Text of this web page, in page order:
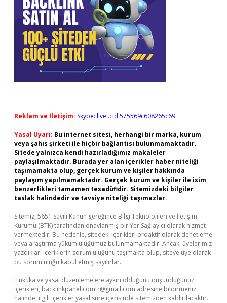
Reklam ve İletişim: Skype: live:.cid.575569c608265c69
Yasal Uyarı: Bu internet sitesi, herhangi bir marka, kurum
veya şahıs şirketi ile hiçbir bağlantısı bulunmamaktadır.
Sitede yalnızca kendi hazırladığımız makaleler
paylaşılmaktadır. Burada yer alan içerikler haber niteliği
taşımamakta olup, gerçek kurum ve kişiler hakkında
paylaşım yapılmamaktadır. Gerçek kurum ve kişiler ile isim
benzerlikleri tamamen tesadüfidir. Sitemizdeki bilgiler
taslak halindedir ve tavsiye niteliği taşımazlar.
Sitemiz, 5651 Sayılı Kanun gereğince Bilgi Teknolojileri ve İletişim
Kurumu (BTK) tarafından onaylanmış bir Yer Sağlayıcı olarak hizmet
vermektedir. Bu nedenle, sitedeki içerikleri proaktif olarak denetleme
veya araştırma yükümlülüğümüz bulunmamaktadır. Ancak, üyelerimiz
yazdıkları içeriklerin sorumluluğunu taşımakta olup, siteye üye olarak
bu sorumluluğu kabul etmiş sayılırlar.
Hukuka ve yasal düzenlemelere aykırı olduğunu düşündüğünüz
içerikleri, backlinkpanelicomtr@gmail.com adresine bildirmeniz
halinde, ilgili içerikler yasal süre içerisinde sitemizden kaldırılacaktır.